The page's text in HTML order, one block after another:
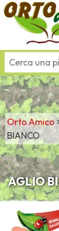
Orto Amico
BIANCO
AGLIO